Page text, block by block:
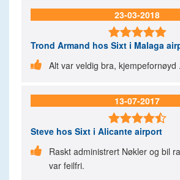
23-03-2018

Trond Armand hos Sixt i Malaga
 Alt var veldig bra, kjempefornøyd .
13-07-2017

Steve hos Sixt i Alicante airport

Raskt administrert Nøkler og bil
var feilfri.